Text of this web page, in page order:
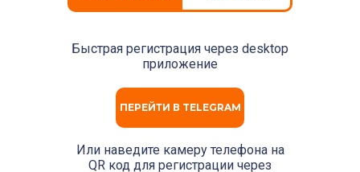
Быстрая регистрация через desktop
приложение
ПЕРЕЙТИ В TELEGRAM
Или наведите камеру телефона на
QR код для регистрации через